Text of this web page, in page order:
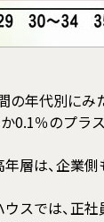
年代別にみ
0.1％のプラ
層は、企業側
スでは、正社